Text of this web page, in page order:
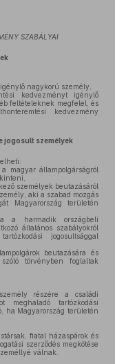
SZABÁLYAI
nagykorú személy,
kedvezményt igénylő
feltételeknek megfelel, és
kedvezmény
jogosult személyek
magyar állampolgárságról
személyek beutazásáról
aki a szabad mozgás
Magyarország területén
a harmadik országbeli
általános szabályokról
jogosultsággal
beutazására és
törvényben foglaltak
részére a családi
meghaladó tartózkodási
ha Magyarország területén
fiatal házaspárok és
szerződés megkötése
válnak.